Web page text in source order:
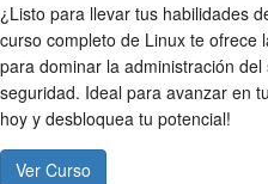
¿Listo para llevar tus habilidades
curso completo de Linux te ofrece
para dominar la administración
seguridad. Ideal para avanzar en
hoy y desbloquea tu potencial!
Ver Curso